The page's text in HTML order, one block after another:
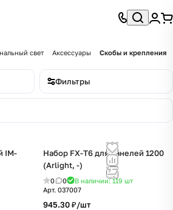
свет Аксессуары Скобы и крепления
Фильтры
IM-
Набор FX-T6 для панелей 1200
(Arlight, -)
0 0 В наличии: 119 шт
Арт. 037007
945.30 ₽/шт